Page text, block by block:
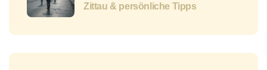
Zittau & persönliche Tipps